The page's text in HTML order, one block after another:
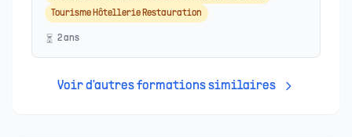
Tourisme Hôtellerie Restauration
2ans
Voir d'autres formations similaires